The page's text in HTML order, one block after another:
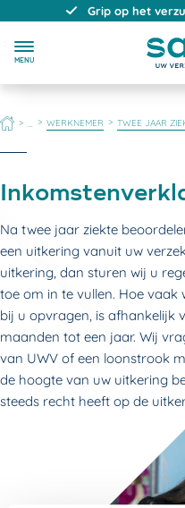
Grip op het
MENU
HOME WERKNEMER TWEE JAAR
Na twee jaar ziekte
een uitkering vanuit uw
uitkering, dan sturen wij u
toe om in te vullen. Hoe
bij u opvragen, is afhankelijk
maanden tot een jaar. Wij
van UWV of een loonstrook
de hoogte van uw uitkering
steeds recht heeft op de